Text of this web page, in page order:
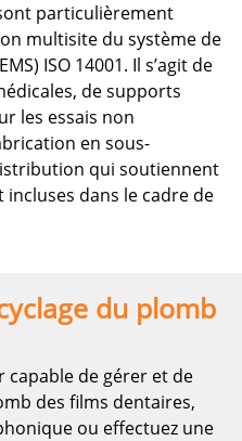
particulièrement
multisite du système de
ISO 14001. Il s’agit de
de supports
les essais non
en sous-
qui soutiennent
dans le cadre de
du plomb
de gérer et de
des films dentaires,
ou effectuez une